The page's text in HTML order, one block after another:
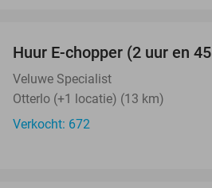
Huur E-chopper (2 uur en
Veluwe Specialist
Otterlo (+1 locatie) (13 km)
Verkocht: 672